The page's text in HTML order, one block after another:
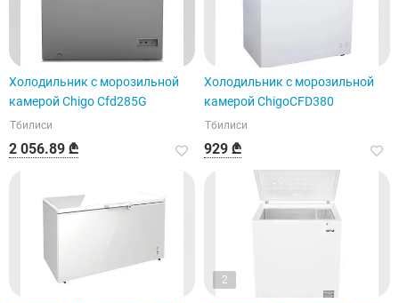
Холодильник с морозильной
камерой Chigo Cfd285G
Тбилиси
2 056.89 ₾
Холодильник с морозильной
камерой ChigoCFD380
Тбилиси
929 ₾
2